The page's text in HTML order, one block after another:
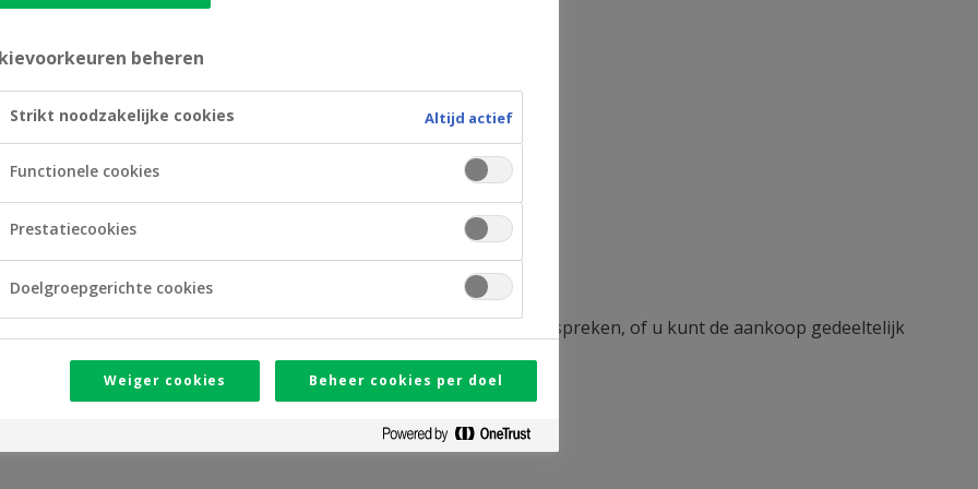
financieren. U kunt uw spaarboekje of beleggingsportefeuille aanspreken, of u kunt de aankoop gedeeltelijk
beheren
Strikt noodzakelijke cookies Altijd actief
Functionele cookies
Prestatiecookies
Doelgroepgerichte cookies
Weiger cookies Beheer cookies per doel